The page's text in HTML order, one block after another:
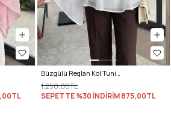
1.250,00TL
SEPETTE %30 İNDİRİM875,00TL